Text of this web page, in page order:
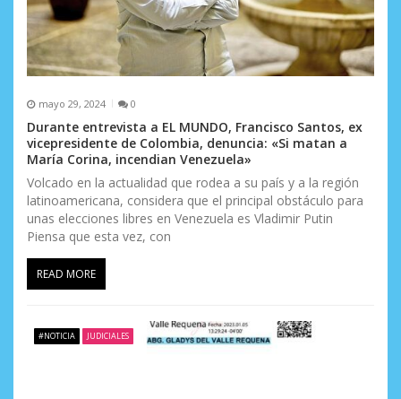
mayo 29, 2024 0
Durante entrevista a EL MUNDO, Francisco Santos, ex
vicepresidente de Colombia, denuncia: «Si matan a
María Corina, incendian Venezuela»
Volcado en la actualidad que rodea a su país y a la región
latinoamericana, considera que el principal obstáculo para
unas elecciones libres en Venezuela es Vladimir Putin
Piensa que esta vez, con
READ MORE
#NOTICIA JUDICIALES